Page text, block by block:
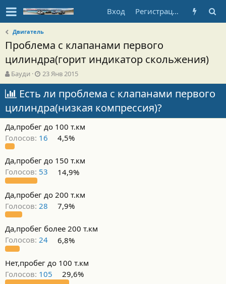
Вход Регистрация
Двигатель
Проблема с клапанами первого
цилиндра(горит индикатор скольжения)
А
в
т
о
р
т
е
м
ы
Бауди
Д
а
а
н
а
ч
а
23 Янв 2015
Есть ли проблема с клапанами первого
цилиндра(низкая компрессия)?
Да,пробег до 100 т.км
Голосов: 16 4,5%
Да,пробег до 150 т.км
Голосов: 53 14,9%
Да,пробег до 200 т.км
Голосов: 28 7,9%
Да,пробег более 200 т.км
Голосов: 24 6,8%
Нет,пробег до 100 т.км
Голосов: 105 29,6%